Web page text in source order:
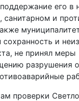
его в
санитарном и
сохранность и
не принял меры
разрушения
проверки